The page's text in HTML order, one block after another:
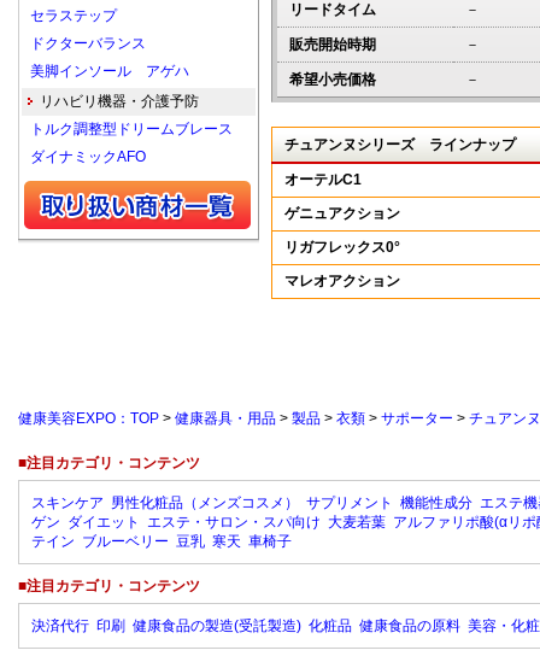
リードタイム －
販売開始時期 －
希望小売価格 －
チュアンヌシリーズ ラインナップ
オーテルC1
ゲニュアクション
リガフレックス0°
マレオアクション
セラステップ
ドクターバランス
美脚インソール アゲハ
リハビリ機器・介護予防
トルク調整型ドリームブレース
ダイナミックAFO
健康美容EXPO：TOP > 健康器具・用品 > 製品 > 衣類 > サポーター > チュアン
■注目カテゴリ・コンテンツ
スキンケア 男性化粧品（メンズコスメ） サプリメント 機能性成分 エステ
ゲン ダイエット エステ・サロン・スパ向け 大麦若葉 アルファリポ酸(αリポ
テイン ブルーベリー 豆乳 寒天 車椅子
■注目カテゴリ・コンテンツ
決済代行 印刷 健康食品の製造(受託製造) 化粧品 健康食品の原料 美容・化